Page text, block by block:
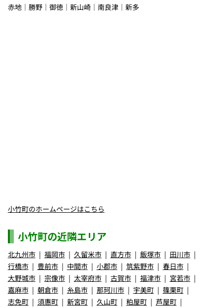
赤地｜勝野｜御徳｜新山崎｜南良津｜新多
小竹町のホームページはこちら
小竹町の近隣エリア
北九州市 福岡市 久留米市 直方市 飯塚市
田川市
行橋市
豊前市 中間市 小郡市 筑紫野市
春日市
大野城市
宗像市 太宰府市 古賀市 福津市
宮若市
嘉麻市
朝倉市 糸島市 那珂川市 宇美町
篠栗町
志免町
須惠町 新宮町 久山町 粕屋町
芦屋町